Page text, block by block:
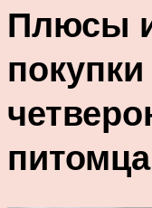
Плюсы
покупки
питомца